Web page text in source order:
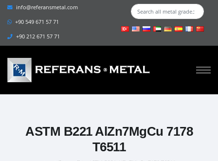
info@referansmetal.com
+90 549 671 57 71
+90 212 671 57 71
ASTM B221 AlZn7MgCu 7178
T6511